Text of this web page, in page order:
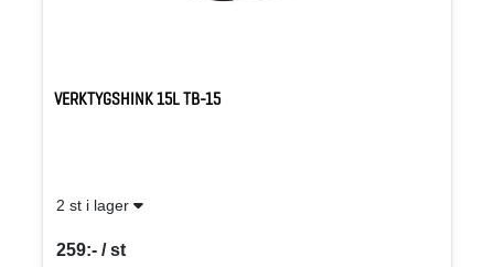
VERKTYGSHINK 15L TB-15
2 st i lager
259:- / st
SEK per ST